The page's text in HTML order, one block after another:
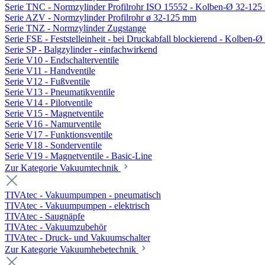
Serie TNC - Normzylinder Profilrohr ISO 15552 - Kolben-Ø 32-125
Serie AZV - Normzylinder Profilrohr ø 32-125 mm
Serie TNZ - Normzylinder Zugstange
Serie FSE - Feststelleinheit - bei Druckabfall blockierend - Kolben-Ø
Serie SP - Balgzylinder - einfachwirkend
Serie V10 - Endschalterventile
Serie V11 - Handventile
Serie V12 - Fußventile
Serie V13 - Pneumatikventile
Serie V14 - Pilotventile
Serie V15 - Magnetventile
Serie V16 - Namurventile
Serie V17 - Funktionsventile
Serie V18 - Sonderventile
Serie V19 - Magnetventile - Basic-Line
Zur Kategorie Vakuumtechnik
TIVAtec - Vakuumpumpen - pneumatisch
TIVAtec - Vakuumpumpen - elektrisch
TIVAtec - Saugnäpfe
TIVAtec - Vakuumzubehör
TIVAtec - Druck- und Vakuumschalter
Zur Kategorie Vakuumhebetechnik